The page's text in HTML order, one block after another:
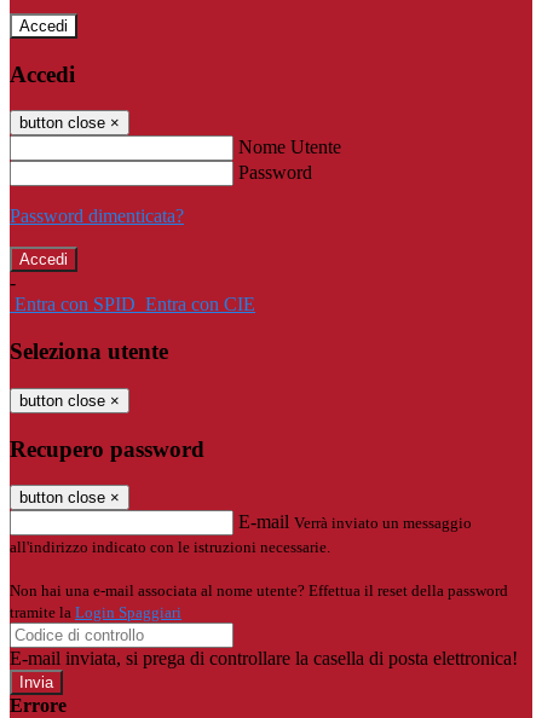
Accedi
Accedi
button close ×
Nome Utente
Password
Password dimenticata?
-
Entra con SPID Entra con CIE
Seleziona utente
button close ×
Recupero password
button close ×
E-mail Verrà inviato un messaggio
all'indirizzo indicato con le istruzioni necessarie.
Non hai una e-mail associata al nome utente? Effettua il reset della password
tramite la Login Spaggiari
E-mail inviata, si prega di controllare la casella di posta elettronica!
Errore